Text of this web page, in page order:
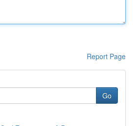
Report Page
Go